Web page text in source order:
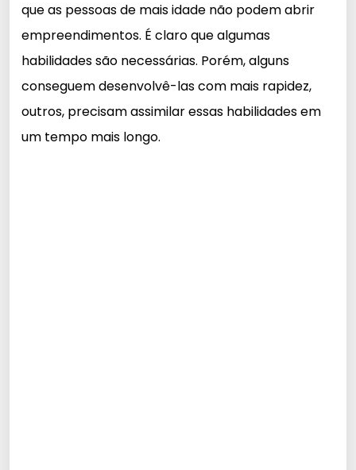
que as pessoas de mais idade não podem abrir
empreendimentos. É claro que algumas
habilidades são necessárias. Porém, alguns
conseguem desenvolvê-las com mais rapidez,
outros, precisam assimilar essas habilidades em
um tempo mais longo.